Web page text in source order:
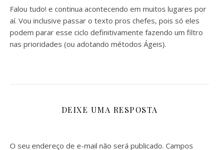
Falou tudo! e continua acontecendo em muitos lugares por
aí. Vou inclusive passar o texto pros chefes, pois só eles
podem parar esse ciclo definitivamente fazendo um filtro
nas prioridades (ou adotando métodos Ágeis).
DEIXE UMA RESPOSTA
O seu endereço de e-mail não será publicado. Campos